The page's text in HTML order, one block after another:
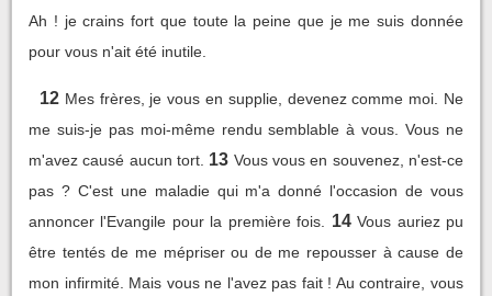
Ah ! je crains fort que toute la peine que je me suis donnée
pour vous n'ait été inutile.
12 Mes frères, je vous en supplie, devenez comme moi. Ne
me suis-je pas moi-même rendu semblable à vous. Vous ne
m'avez causé aucun tort. 13 Vous vous en souvenez, n'est-ce
pas ? C'est une maladie qui m'a donné l'occasion de vous
annoncer l'Evangile pour la première fois.
14 Vous auriez pu
être tentés de me mépriser ou de me repousser à cause de
mon infirmité. Mais vous ne l'avez pas fait ! Au contraire, vous